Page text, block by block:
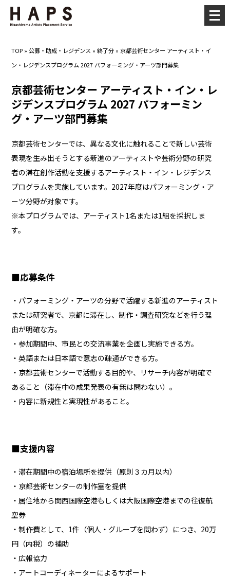
TOP »公募・助成・レジデンス »終了分 »京都芸術センター アーティスト・イ
ン・レジデンスプログラム 2027 パフォーミング・アーツ部門募集
京都芸術センター アーティスト・イン・レ
ジデンスプログラム 2027 パフォーミン
グ・アーツ部門募集
京都芸術センターでは、異なる文化に触れることで新しい芸術
表現を生み出そうとする新進のアーティストや芸術分野の研究
者の滞在創作活動を支援するアーティスト・イン・レジデンス
プログラムを実施しています。2027年度はパフォーミング・ア
ーツ分野が対象です。
※本プログラムでは、アーティスト1名または1組を採択しま
す。
■応募条件
・パフォーミング・アーツの分野で活躍する新進のアーティスト
または研究者で、京都に滞在し、制作・調査研究などを行う理
由が明確な方。
・参加期間中、市民との交流事業を企画し実施できる方。
・英語または日本語で意志の疎通ができる方。
・京都芸術センターで活動する目的や、リサーチ内容が明確で
あること（滞在中の成果発表の有無は問わない）。
・内容に新規性と実現性があること。
■支援内容
・滞在期間中の宿泊場所を提供（原則３カ月以内）
・京都芸術センターの制作室を提供
・居住地から関西国際空港もしくは大阪国際空港までの往復航
空券
・制作費として、1件（個人・グループを問わず）につき、20万
円（内税）の補助
・広報協力
・アートコーディネーターによるサポート
メ
ニ
ー
開